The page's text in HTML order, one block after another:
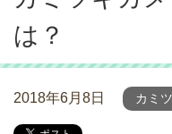
は？
2018年6月8日 カミ